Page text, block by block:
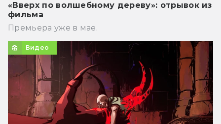
«Вверх по волшебному дереву»: отрывок из
фильма
Премьера уже в мае.
Видео